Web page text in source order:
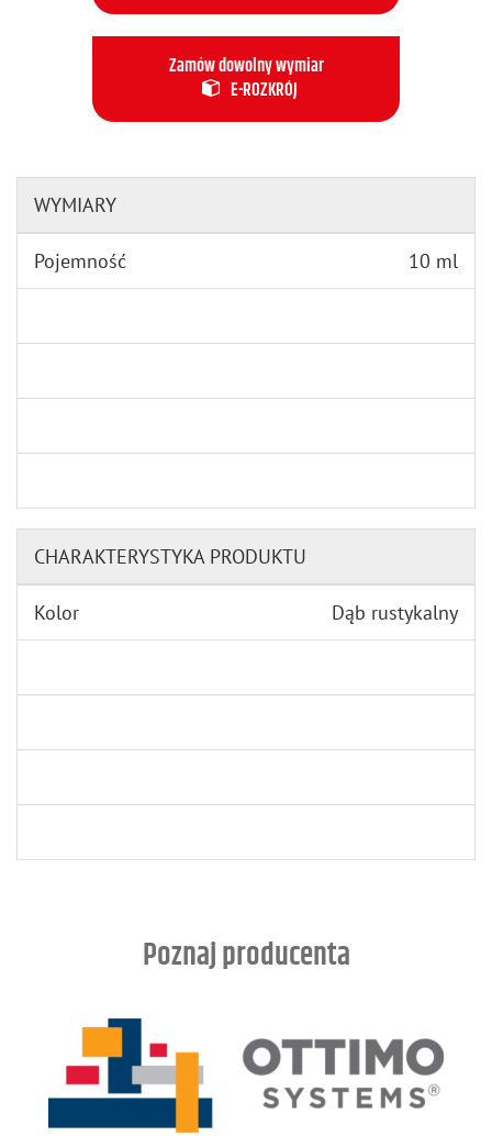
Zamów dowolny wymiar
E-ROZKRÓJ
WYMIARY
Pojemność 10 ml
CHARAKTERYSTYKA PRODUKTU
Kolor Dąb rustykalny
Poznaj producenta